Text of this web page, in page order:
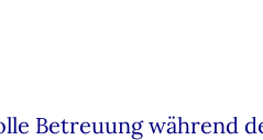
Betreuung während